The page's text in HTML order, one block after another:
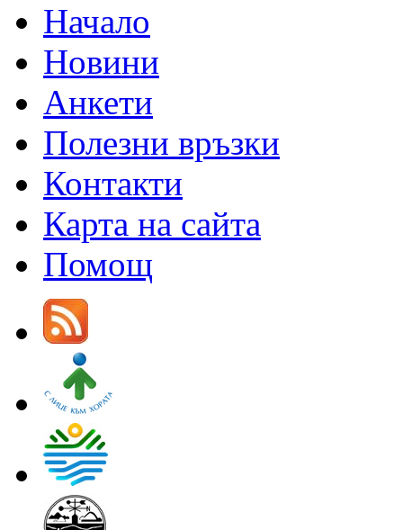
Начало
Новини
Анкети
Полезни връзки
Контакти
Карта на сайта
Помощ